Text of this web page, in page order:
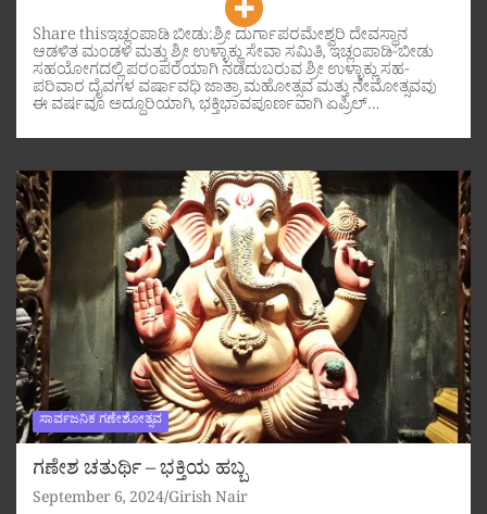
Share thisಇಚ್ಲಂಪಾಡಿ ಬೀಡು:ಶ್ರೀ ದುರ್ಗಾಪರಮೇಶ್ವರಿ ದೇವಸ್ಥಾನ
ಆಡಳಿತ ಮಂಡಳಿ ಮತ್ತು ಶ್ರೀ ಉಳ್ಳಾಕ್ಲು ಸೇವಾ ಸಮಿತಿ, ಇಚ್ಲಂಪಾಡಿ-ಬೀಡು
ಸಹಯೋಗದಲ್ಲಿ ಪರಂಪರೆಯಾಗಿ ನಡೆದುಬರುವ ಶ್ರೀ ಉಳ್ಳಾಕ್ಲು ಸಹ-
ಪರಿವಾರ ದೈವಗಳ ವರ್ಷಾವಧಿ ಜಾತ್ರಾ ಮಹೋತ್ಸವ ಮತ್ತು ನೇಮೋತ್ಸವವು
ಈ ವರ್ಷವೂ ಅದ್ದೂರಿಯಾಗಿ, ಭಕ್ತಿಭಾವಪೂರ್ಣವಾಗಿ ಏಪ್ರಿಲ್…
ಸಾರ್ವಜನಿಕ ಗಣೇಶೋತ್ಸವ
ಗಣೇಶ ಚತುರ್ಥಿ – ಭಕ್ತಿಯ ಹಬ್ಬ
September 6, 2024 Girish Nair